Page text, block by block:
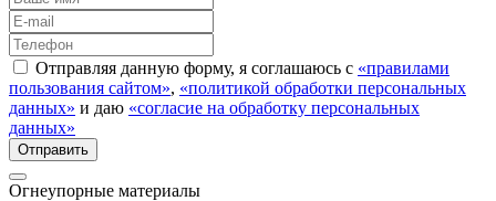
Отправляя данную форму, я соглашаюсь с «правилами
пользования сайтом», «политикой обработки персональных
данных» и даю «согласие на обработку персональных
данных»
Огнеупорные материалы